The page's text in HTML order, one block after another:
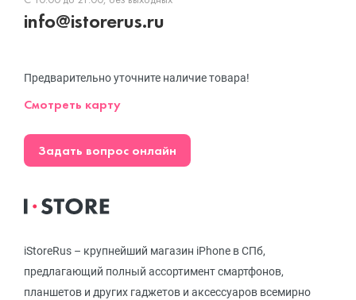
iStoreRus – крупнейший магазин iPhone в СПб,
предлагающий полный ассортимент смартфонов,
планшетов и других гаджетов и аксессуаров всемирно
info@istorerus.ru
Предварительно уточните наличие товара!
Смотреть карту
Задать вопрос онлайн